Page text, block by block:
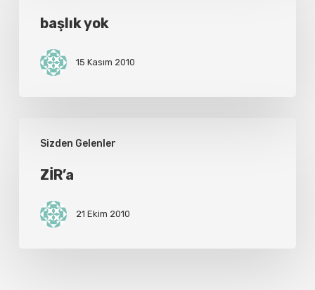
başlık yok
15 Kasım 2010
Sizden Gelenler
ZİR’a
21 Ekim 2010